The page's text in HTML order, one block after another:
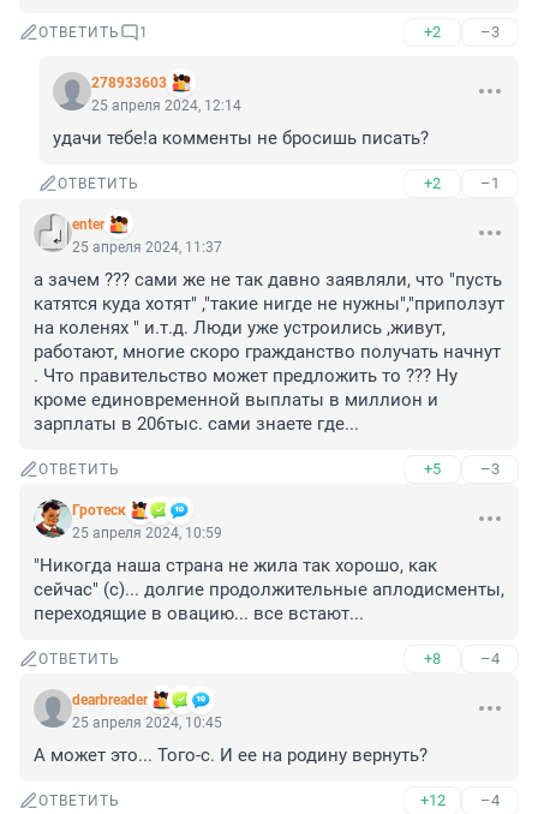
ОТВЕТИТЬ 1 +2 –3
278933603
25 апреля 2024, 12:14
удачи тебе!а комменты не бросишь писать?
ОТВЕТИТЬ +2 –1
enter
25 апреля 2024, 11:37
а зачем ??? сами же не так давно заявляли, что "пусть
катятся куда хотят" ,"такие нигде не нужны","приползут
на коленях " и.т.д. Люди уже устроились ,живут,
работают, многие скоро гражданство получать начнут
. Что правительство может предложить то ??? Ну
кроме единовременной выплаты в миллион и
зарплаты в 206тыс. сами знаете где...
ОТВЕТИТЬ +5 –3
Гротеск
25 апреля 2024, 10:59
"Никогда наша страна не жила так хорошо, как
сейчас" (с)... долгие продолжительные аплодисменты,
переходящие в овацию... все встают...
ОТВЕТИТЬ +8 –4
dearbreader
25 апреля 2024, 10:45
А может это... Того-с. И ее на родину вернуть?
ОТВЕТИТЬ +12 –4